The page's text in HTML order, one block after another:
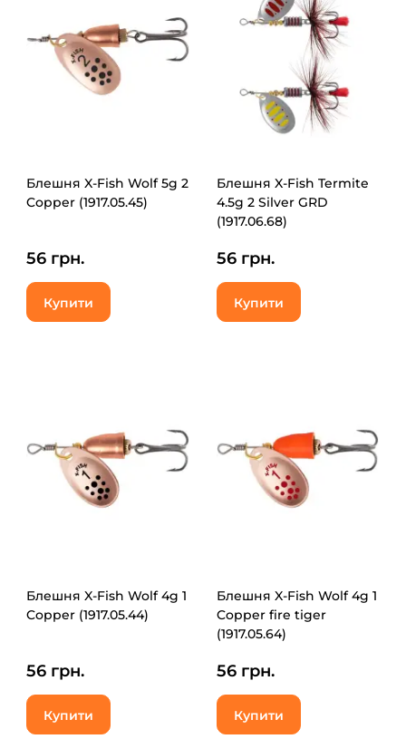
Блешня X-Fish Wolf 5g 2
Copper (1917.05.45)
56 грн.
Купити
Блешня X-Fish Termite
4.5g 2 Silver GRD
(1917.06.68)
56 грн.
Купити
Блешня X-Fish Wolf 4g 1
Copper (1917.05.44)
56 грн.
Купити
Блешня X-Fish Wolf 4g 1
Copper fire tiger
(1917.05.64)
56 грн.
Купити